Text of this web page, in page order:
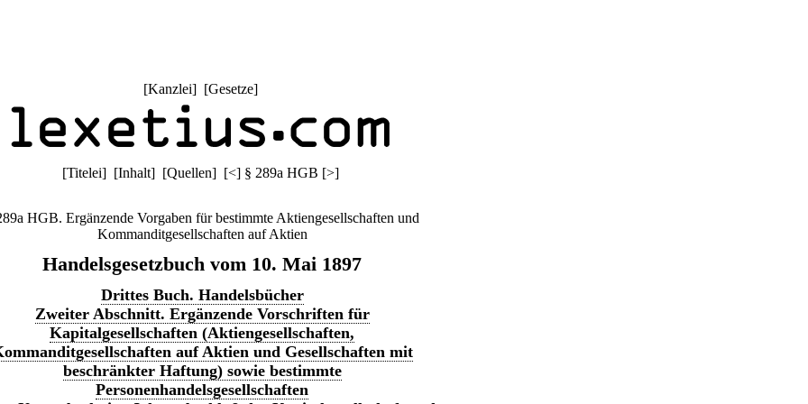
[Kanzlei] [Gesetze]
[Titelei] [Inhalt] [Quellen] [<] § 289a HGB [>]
HGB. Ergänzende Vorgaben für bestimmte Aktiengesellschaften und
Kommanditgesellschaften auf Aktien
Handelsgesetzbuch vom 10. Mai 1897
Drittes Buch. Handelsbücher
Zweiter Abschnitt. Ergänzende Vorschriften für
Kapitalgesellschaften (Aktiengesellschaften,
auf Aktien und Gesellschaften mit
beschränkter Haftung) sowie bestimmte
Personenhandelsgesellschaften